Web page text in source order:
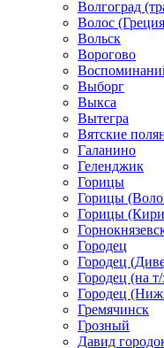
Волгоград
Волос
Вольск
Ворогово
Выборг
Выкса
Вытегра
Вятские
Галанино
Геленджик
Горицы
Горицы
Горицы
Городец
Городец
Городец (на
Городец
Гремячинск
Грозный
Давид